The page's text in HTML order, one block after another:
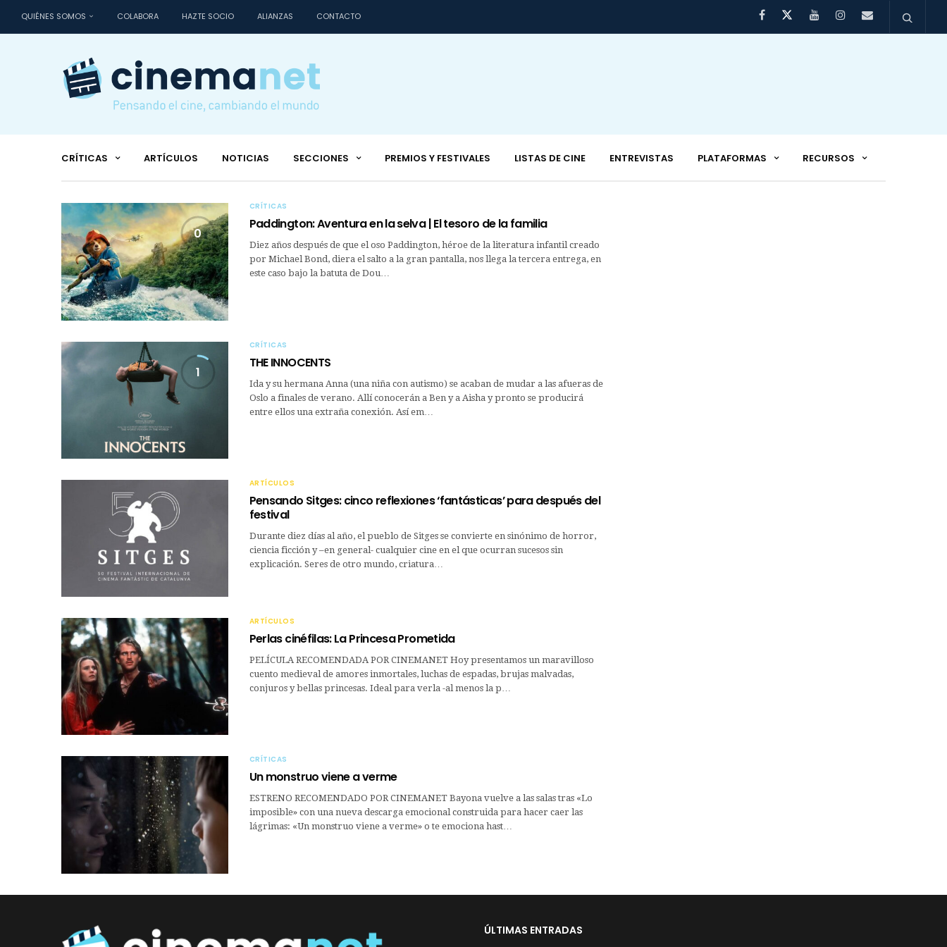
QUIÉNES SOMOS COLABORA HAZTE SOCIO ALIANZAS CONTACTO
CRÍTICAS ARTÍCULOS NOTICIAS SECCIONES PREMIOS Y FESTIVALES LISTAS DE CINE ENTREVISTAS PLATAFORMAS RECURSOS
0
CRÍTICAS
Paddington: Aventura en la selva | El tesoro de la familia
Diez años después de que el oso Paddington, héroe de la literatura infantil creado
por Michael Bond, diera el salto a la gran pantalla, nos llega la tercera entrega, en
este caso bajo la batuta de Dou…
1
CRÍTICAS
THE INNOCENTS
Ida y su hermana Anna (una niña con autismo) se acaban de mudar a las afueras de
Oslo a finales de verano. Allí conocerán a Ben y a Aisha y pronto se producirá
entre ellos una extraña conexión. Así em…
ARTÍCULOS
Pensando Sitges: cinco reflexiones ‘fantásticas’ para después del
festival
Durante diez días al año, el pueblo de Sitges se convierte en sinónimo de horror,
ciencia ficción y –en general- cualquier cine en el que ocurran sucesos sin
explicación. Seres de otro mundo, criatura…
ARTÍCULOS
Perlas cinéfilas: La Princesa Prometida
PELÍCULA RECOMENDADA POR CINEMANET Hoy presentamos un maravilloso
cuento medieval de amores inmortales, luchas de espadas, brujas malvadas,
conjuros y bellas princesas. Ideal para verla -al menos la p…
CRÍTICAS
Un monstruo viene a verme
ESTRENO RECOMENDADO POR CINEMANET Bayona vuelve a las salas tras «Lo
imposible» con una nueva descarga emocional construida para hacer caer las
lágrimas: «Un monstruo viene a verme» o te emociona hast…
ÚLTIMAS ENTRADAS